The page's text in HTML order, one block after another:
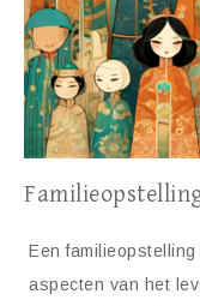
Een
aspecten van het